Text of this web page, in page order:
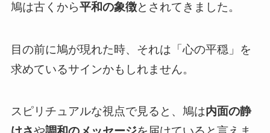
鳩は古くから平和の象徴とされてきました。
目の前に鳩が現れた時、それは「心の平穏」を
求めているサインかもしれません。
スピリチュアルな視点で見ると、鳩は内面の静